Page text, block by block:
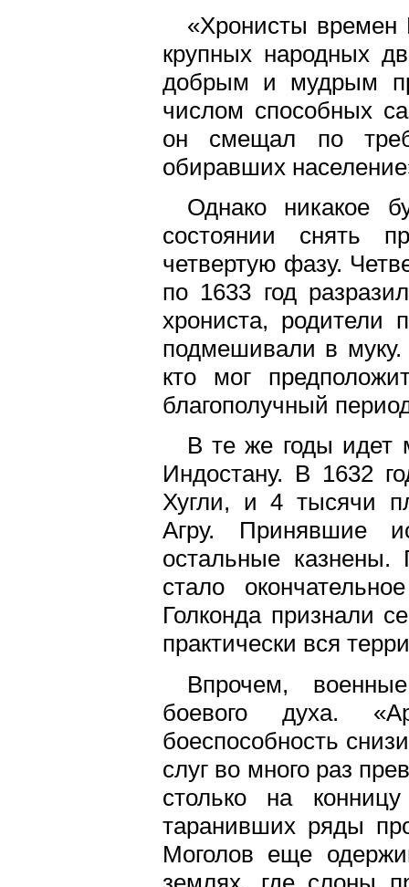
«Хронисты времен
крупных народных
добрым и мудрым
числом способных
он смещал по
обиравших
Однако никакое
состоянии снять
четвертую фазу.
по 1633 год
хрониста, родители
подмешивали в
кто мог
благополучный
В те же годы идет
Индостану. В 1632
Хугли, и 4 тысячи
Агру. Принявшие
остальные
стало
Голконда признали
практически вся
Впрочем,
боевого духа.
боеспособность
слуг во много раз
столько на
таранивших ряды
Моголов еще